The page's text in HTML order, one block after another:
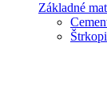
Základné